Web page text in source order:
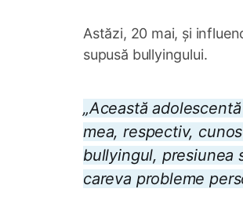
Astăzi, 20 mai, și
supusă bullyingului.
„Această
mea, respectiv,
bullyingul, presiunea
careva probleme